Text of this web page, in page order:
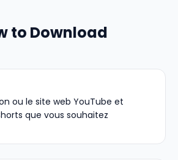
to Download
ou le site web YouTube et
que vous souhaitez